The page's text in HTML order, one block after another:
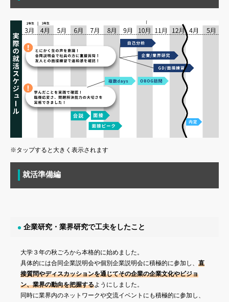
※タップすると大きく表示されます
就活準備編
企業研究・業界研究で工夫をしたこと
大学３年の秋ごろから本格的に始めました。
具体的には合同企業説明会や個別企業説明会に積極的に参加し、 直
接質問やディスカッションを通じてその企業の企業文化やビジョ
ン、業界の動向を把握するようにしました。
同時に業界内のネットワークや交流イベントにも積極的に参加し、